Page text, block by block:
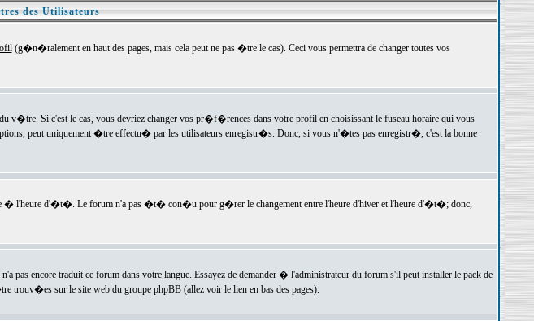
des Utilisateurs
(g�n�ralement en haut des pages, mais cela peut ne pas �tre le cas). Ceci vous permettra de changer toutes vos
v�tre. Si c'est le cas, vous devriez changer vos pr�f�rences dans votre profil en choisissant le fuseau horaire qui vous
peut uniquement �tre effectu� par les utilisateurs enregistr�s. Donc, si vous n'�tes pas enregistr�, c'est la bonne
� l'heure d'�t�. Le forum n'a pas �t� con�u pour g�rer le changement entre l'heure d'hiver et l'heure d'�t�; donc,
pas encore traduit ce forum dans votre langue. Essayez de demander � l'administrateur du forum s'il peut installer le pack de
trouv�es sur le site web du groupe phpBB (allez voir le lien en bas des pages).